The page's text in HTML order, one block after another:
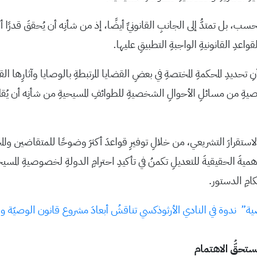
بل تمتدُّ إلى الجانبِ القانونيِّ أيضًا، إذ من شأنِه أن يُحققَ قدرًا
القانونيةِ الواجبةِ التطبيقِ عليها.
تحديدِ المحكمةِ المختصةِ في بعضِ القضايا المرتبطةِ بالوصايا وآثارِها
من مسائلِ الأحوالِ الشخصيةِ للطوائفِ المسيحيةِ من شأنِه
التشريعي، من خلالِ توفيرِ قواعدَ أكثرَ وضوحًا للمتقاضين
للتعديلِ تكمنُ في تأكيدِ احترامِ الدولةِ لخصوصيةِ
الدستور.
ندوة في النادي الأرثوذكسي تناقشُ أبعادَ مشروع قانون الوصيّة
الاهتمام